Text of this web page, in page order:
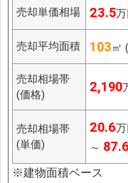
売却単価相場 23.5
売却平均面積 103㎡ (
売却相場帯
(価格)
2,190
売却相場帯
(単価)
20.6
～ 87.6
※建物面積ベース